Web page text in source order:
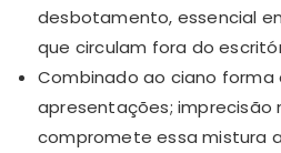
desbotamento, essencial
que circulam fora do
Combinado ao ciano forma
apresentações; imprecisão
compromete essa mistura